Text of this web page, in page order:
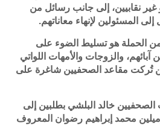
غير نقابيين، إلى جانب رسائل من
المسئولين لإنهاء معاناتهم.
الحملة هو تسليط الضوء على
آبائهم، والزوجات والأمهات اللواتي
تُركت مقاعد الصحفيين شاغرة على
خالد البلشي بطلبين إلى
محمد إبراهيم رضوان المعروف